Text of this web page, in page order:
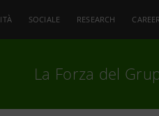
SOCIALE RESEARCH
La Forza del